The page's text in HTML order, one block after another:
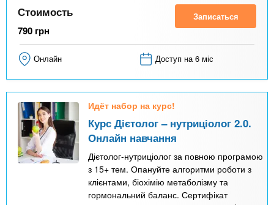
Стоимость
790 грн
Записаться
Онлайн Доступ на 6 міс
Идёт набор на курс!
Курс Дієтолог – нутриціолог 2.0.
Онлайн навчання
Дієтолог-нутриціолог за повною програмою
з 15+ тем. Опануйте алгоритми роботи з
клієнтами, біохімію метаболізму та
гормональний баланс. Сертифікат